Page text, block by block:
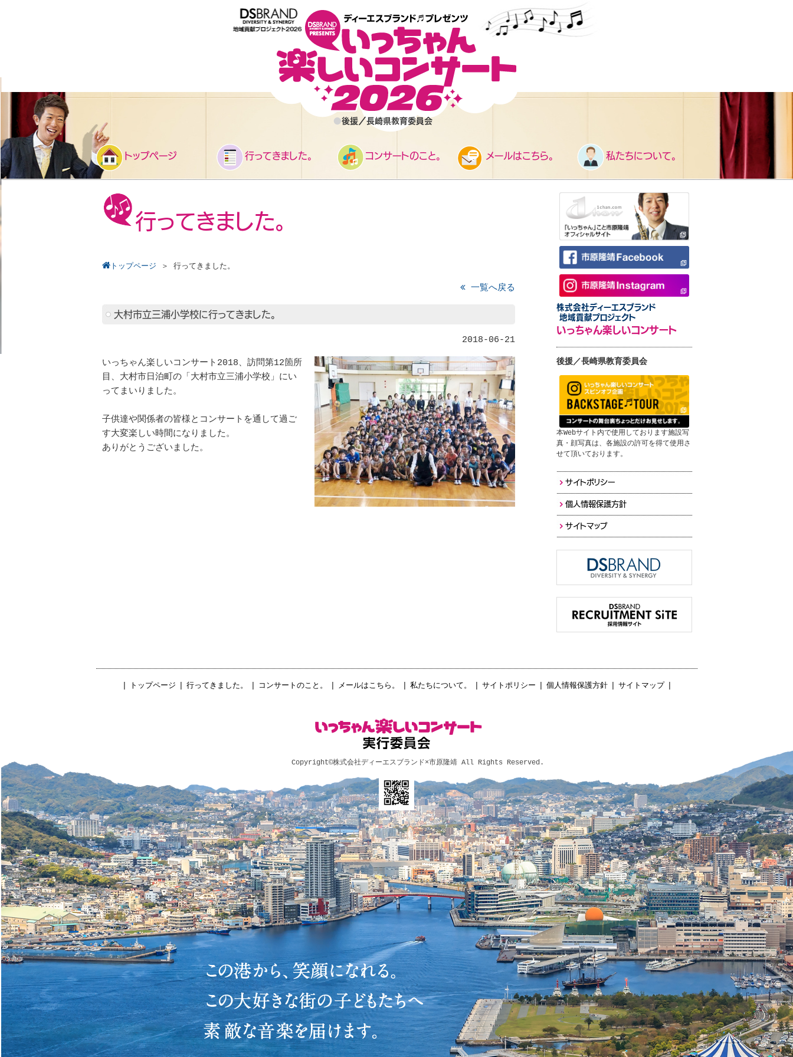
●後援／長崎県教育委員会
トップページ 行ってきました。 コンサートのこと。 メールはこちら。 私たちについて。
行ってきました。
トップページ ＞ 行ってきました。
一覧へ戻る
大村市立三浦小学校に行ってきました。
2018-06-21
いっちゃん楽しいコンサート2018、訪問第12箇所
目、大村市日泊町の「大村市立三浦小学校」にい
ってまいりました。
子供達や関係者の皆様とコンサートを通して過ご
す大変楽しい時間になりました。
ありがとうございました。
株式会社ディーエスブランド
地域貢献プロジェクト
いっちゃん楽しいコンサート
後援／長崎県教育委員会
本Webサイト内で使用しております施設写
真・顔写真は、各施設の許可を得て使用さ
せて頂いております。
サイトポリシー
個人情報保護方針
サイトマップ
トップページ 行ってきました。 コンサートのこと。 メールはこちら。 私たちについて。 サイトポリシー 個人情報保護方針 サイトマップ
Copyright©株式会社ディーエスブランド×市原隆靖 All Rights Reserved.